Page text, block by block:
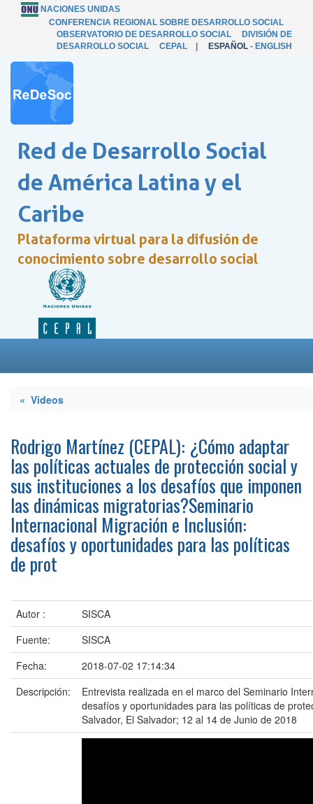
NACIONES UNIDAS
CONFERENCIA REGIONAL SOBRE DESARROLLO SOCIAL
OBSERVATORIO DE DESARROLLO SOCIAL
DIVISIÓN DE
DESARROLLO SOCIAL
CEPAL ESPAÑOL - ENGLISH
Red de Desarrollo Social
de América Latina y el
Caribe
Plataforma virtual para la difusión de
conocimiento sobre desarrollo social
« Videos
Rodrigo Martínez (CEPAL): ¿Cómo adaptar
las políticas actuales de protección social y
sus instituciones a los desafíos que imponen
las dinámicas migratorias?Seminario
Internacional Migración e Inclusión:
desafíos y oportunidades para las políticas
de prot
Autor :
SISCA
Fuente:
SISCA
Fecha:
2018-07-02 17:14:34
Descripción:
Entrevista realizada en el marco del Seminario
desafíos y oportunidades para las políticas de
Salvador, El Salvador; 12 al 14 de Junio de 2018